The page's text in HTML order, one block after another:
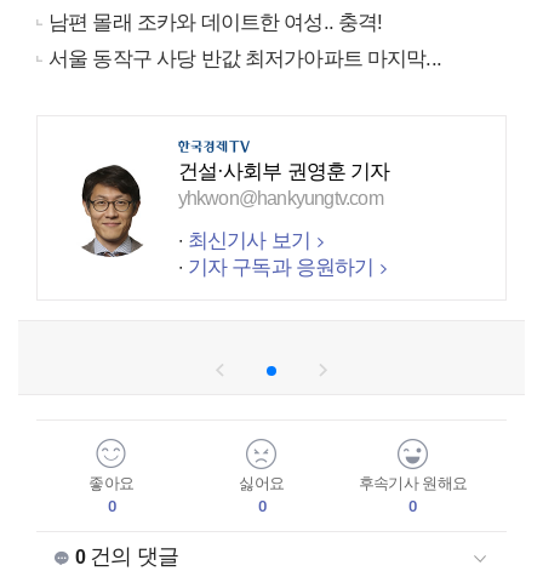
남편 몰래 조카와 데이트한 여성.. 충격!
서울 동작구 사당 반값 최저가아파트 마지막...
건설·사회부 권영훈 기자
yhkwon@hankyungtv.com
최신기사 보기
기자 구독과 응원하기
좋아요
0
싫어요
0
후속기사 원해요
0
0건의 댓글